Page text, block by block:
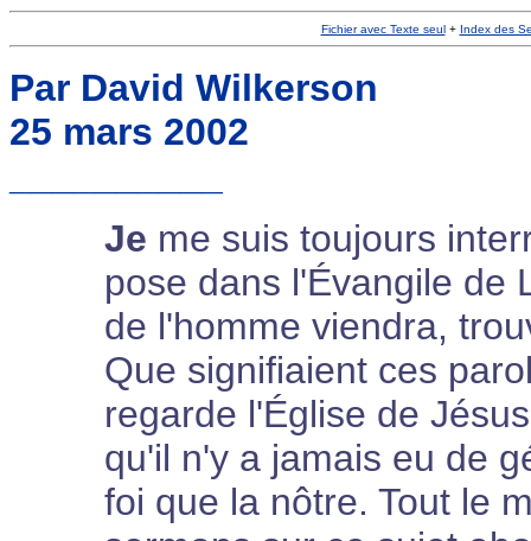
Fichier avec Texte seul + Index des
Par David Wilkerson
25 mars 2002
Je me suis toujours
pose dans l'Évangile de
de l'homme viendra,
Que signifiaient ces
regarde l'Église de
qu'il n'y a jamais eu de
foi que la nôtre. Tout le